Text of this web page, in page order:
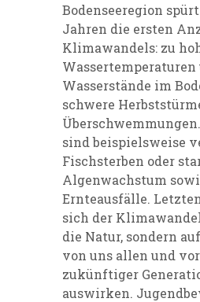
Bodenseeregion
Jahren die ersten
Klimawandels: zu
Wasserstände im
schwere
sind beispielsweise
Fischsterben oder
Algenwachstum
Ernteausfälle.
sich der
die Natur, sondern
von uns allen und
zukünftiger
auswirken.